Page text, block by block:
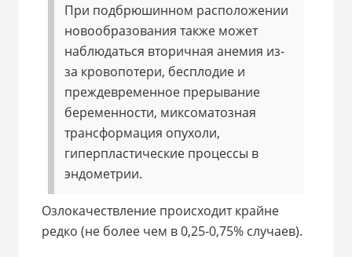
При подбрюшинном расположении
новообразования также может
наблюдаться вторичная анемия из-
за кровопотери, бесплодие и
преждевременное прерывание
беременности, миксоматозная
трансформация опухоли,
гиперпластические процессы в
эндометрии.
Озлокачествление происходит крайне
редко (не более чем в 0,25-0,75% случаев).